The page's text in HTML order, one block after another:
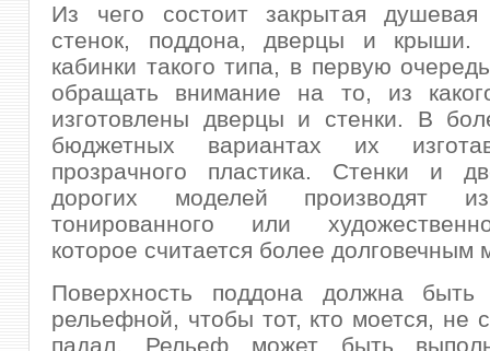
Из чего состоит закрытая
стенок, поддона, дверцы и крыши.
кабинки такого типа, в первую
обращать внимание на то, из
изготовлены дверцы и стенки. В
бюджетных вариантах их
прозрачного пластика. Стенки и
дорогих моделей производят
тонированного или
которое считается более долговечным
Поверхность поддона должна быть
рельефной, чтобы тот, кто моется, не
падал. Рельеф может быть